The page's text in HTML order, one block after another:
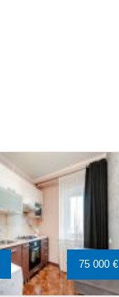
75 000 €